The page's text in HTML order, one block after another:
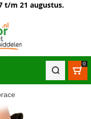
t/m 21 augustus.
0